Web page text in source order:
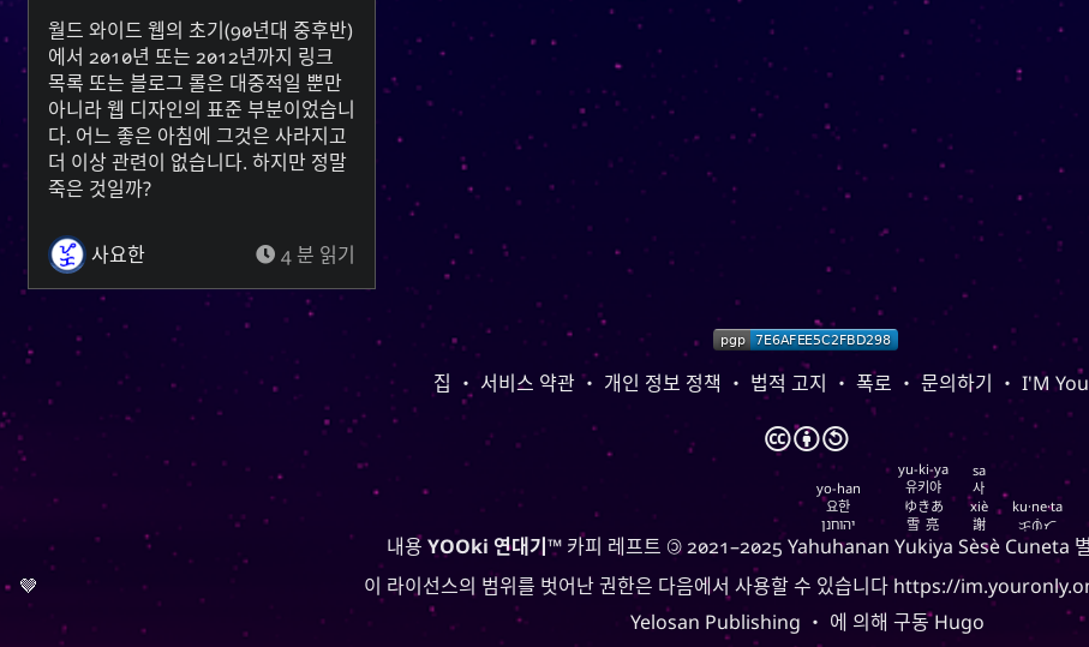
월드 와이드 웹의 초기(90년대 중후반)
에서 2010년 또는 2012년까지 링크
목록 또는 블로그 롤은 대중적일 뿐만
아니라 웹 디자인의 표준 부분이었습니
다. 어느 좋은 아침에 그것은 사라지고
더 이상 관련이 없습니다. 하지만 정말
죽은 것일까?
사요한 4 분 읽기
집 ・ 서비스 약관 ・ 개인 정보 정책 ・ 법적 고지 ・ 폭로 ・문의하기 ・ I'M
🅭🅯🄎
내용 YOOki 연대기™ 카피 레프트 🄯 2021–2025 Yahuhanan
יהוחנן
요한
yo-han
Yukiya
雪亮
ゆきあ
유키야
yu-ki-ya
Sèsè
謝
xiè
사
sa
Cuneta
ᜃᜓᜈᜒᜆ
ku·ne·ta
🤎
이 라이선스의 범위를 벗어난 권한은 다음에서 사용할 수 있습니다 https://
Yelosan Publishing ・ 에 의해 구동Hugo